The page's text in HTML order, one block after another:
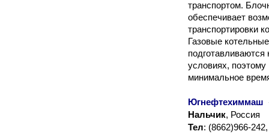
транспортом.
обеспечивает
транспортировки
Газовые
подготавливаются
условиях,
минимальное
Югнефтехиммаш
Нальчик, Россия
Тел: (8662)966-